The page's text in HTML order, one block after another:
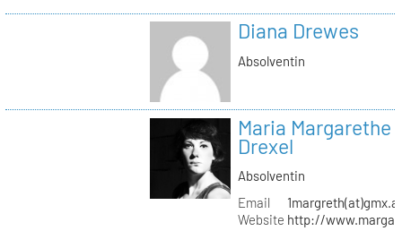
Diana Drewes
Absolventin
Maria Margarethe
Drexel
Absolventin
Email
Website http://